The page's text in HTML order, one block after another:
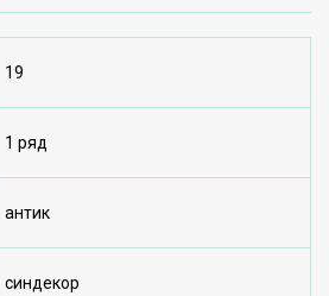
19
1 ряд
антик
синдекор